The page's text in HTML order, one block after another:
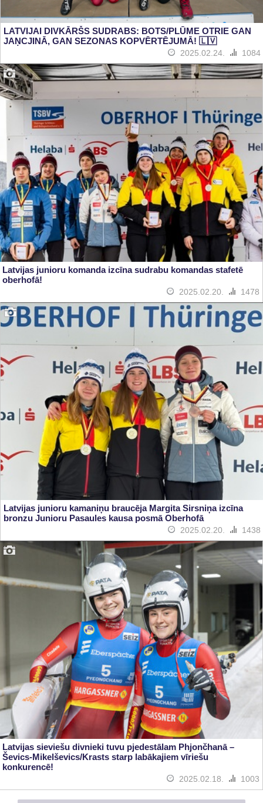
LATVIJAI DIVKĀRŠS SUDRABS: BOTS/PLŪME OTRIE GAN
JAŅCJINĀ, GAN SEZONAS KOPVĒRTĒJUMĀ! 🇱🇻
2025.02.24. 1084
Latvijas junioru komanda izcīna sudrabu komandas stafetē
oberhofā!
2025.02.20. 1478
Latvijas junioru kamaniņu braucēja Margita Sirsniņa izcīna
bronzu Junioru Pasaules kausa posmā Oberhofā
2025.02.20. 1438
Latvijas sieviešu divnieki tuvu pjedestālam Phjončhanā –
Ševics-Mikelševics/Krasts starp labākajiem vīriešu
konkurencē!
2025.02.18. 1003